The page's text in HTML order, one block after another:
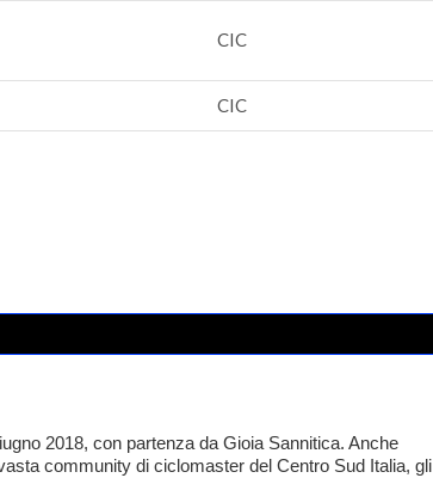
CIC
CIC
2018, con partenza da Gioia Sannitica. Anche
community di ciclomaster del Centro Sud Italia, gli